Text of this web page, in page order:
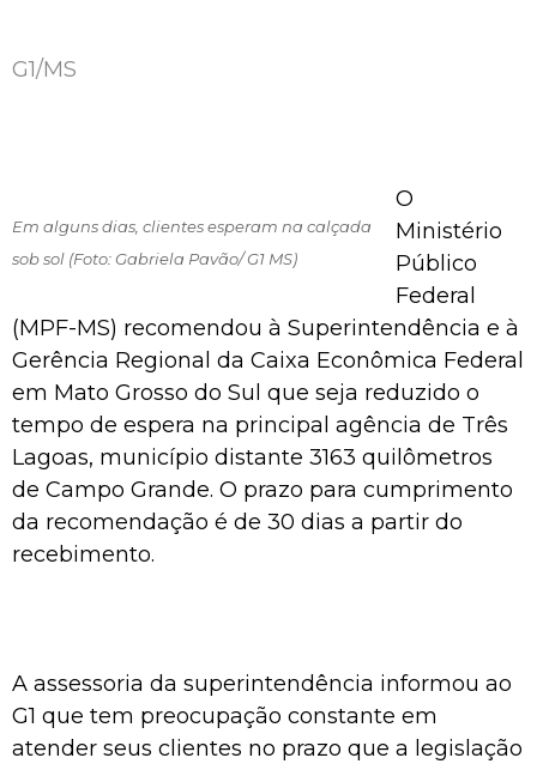
G1/MS
Em alguns dias, clientes esperam na calçada
sob sol (Foto: Gabriela Pavão/ G1 MS)
O
Ministério
Público
Federal
(MPF-MS) recomendou à Superintendência e à
Gerência Regional da Caixa Econômica Federal
em Mato Grosso do Sul que seja reduzido o
tempo de espera na principal agência de Três
Lagoas, município distante 3163 quilômetros
de Campo Grande. O prazo para cumprimento
da recomendação é de 30 dias a partir do
recebimento.
A assessoria da superintendência informou ao
G1 que tem preocupação constante em
atender seus clientes no prazo que a legislação